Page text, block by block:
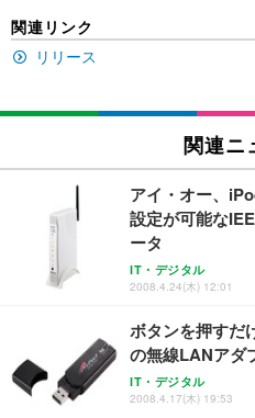
ュチェア 人間工学
Sezlife オフィス
ワーク チェア 強
レスト 3Dヘッド
ョン PCチェア 通
務用 おしゃれ パソ
￥7,680
Sezlife オフィスチ
ワーク チェア 強化
レスト 3Dヘッド
ョン PCチェア 通
務用 おしゃれ パソ
￥7,680
ANDWINT オフィ
【純正品】27"ゲ
フック付き（CFI-
￥49,979
【整備済み品】
ー フルHD（
応 ComfortView
￥15,800
【MiniLED/
x2袋(84枚) ホワイ
ネオ・ルーライフ
り 単品
￥1,800
Smart Basic(スマ
限定】 Smart
￥3,670
アイリスオーヤマ
関連リンク
リリース
関連ニ
アイ・オー、
設定が可能な
ータ
IT・デジタル
2008.4.24(木) 12:01
ボタンを押す
の無線LANアダ
IT・デジタル
2008.4.17(木) 19:53